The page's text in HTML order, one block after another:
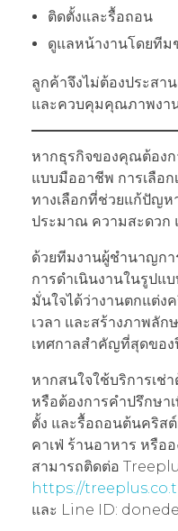
ติดตั้งและรื้อถอน
ดูแลหน้างานโดยทีม
ลูกค้าจึงไม่ต้องประสา
และควบคุมคุณภาพงาน
หากธุรกิจของคุณต้องก
แบบมืออาชีพ การเลือ
ทางเลือกที่ช่วยแก้ปัญห
ประมาณ ความสะดวก
ด้วยทีมงานผู้ชำนาญกา
การดำเนินงานในรูป
มั่นใจได้ว่างานตกแต่ง
เวลา และสร้างภาพลั
เทศกาลสำคัญที่สุดของ
หากสนใจใช้บริการเช่
หรือต้องการคำปรึกษา
ตั้ง และรื้อถอนต้นคริส
คาเฟ่ ร้านอาหาร หรือ
สามารถติดต่อ
https://
และ Line ID: